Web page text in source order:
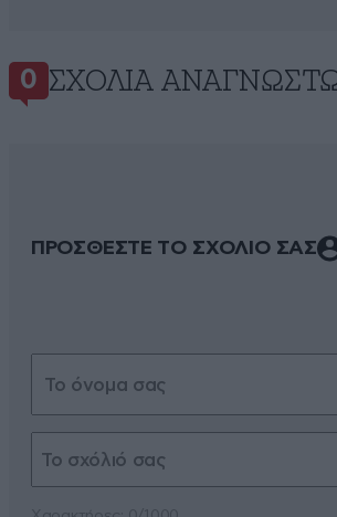
0 ΣΧΌΛΙΑ
ΠΡΟΣΘΕΣΤΕ ΤΟ ΣΧΟΛΙΟ ΣΑΣ